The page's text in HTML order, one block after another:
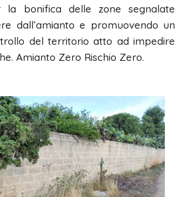
la bonifica delle zone segnalate
dall’amianto e promuovendo un
del territorio atto ad impedire
Amianto Zero Rischio Zero.